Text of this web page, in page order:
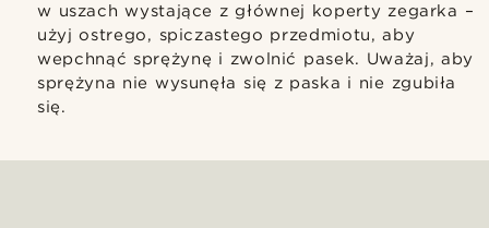
w uszach wystające z głównej koperty zegarka –
użyj ostrego, spiczastego przedmiotu, aby
wepchnąć sprężynę i zwolnić pasek. Uważaj, aby
sprężyna nie wysunęła się z paska i nie zgubiła
się.